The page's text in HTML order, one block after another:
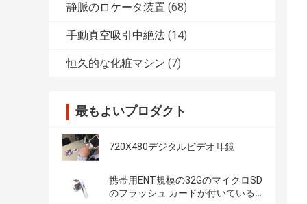
静脈のロケータ装置 (68)
手動真空吸引中絶法 (14)
恒久的な化粧マシン (7)
最もよいプロダクト
720X480デジタルビデオ耳鏡
携帯用ENT規模の32GのマイクロSD
のフラッシュ カードが付いている